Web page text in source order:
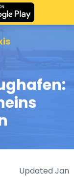
Updated Jan